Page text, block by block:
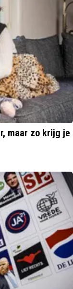
maar zo krijg je